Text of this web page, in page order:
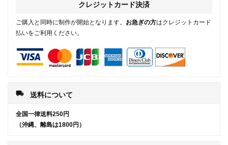
クレジットカード決済
ご購入と同時に制作が開始となります。 お急ぎの方はクレジットカード
払いをご利用ください。
local_shipping 送料について
全国一律送料250円
（沖縄、離島は1800円）